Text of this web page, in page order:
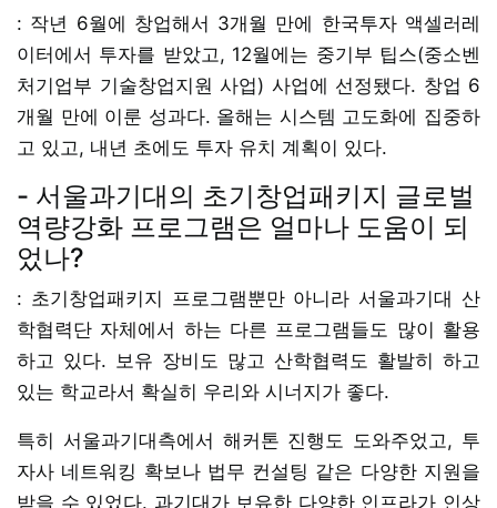
: 작년 6월에 창업해서 3개월 만에 한국투자 액셀러레
이터에서 투자를 받았고, 12월에는 중기부 팁스(중소벤
처기업부 기술창업지원 사업) 사업에 선정됐다. 창업 6
개월 만에 이룬 성과다. 올해는 시스템 고도화에 집중하
고 있고, 내년 초에도 투자 유치 계획이 있다.
- 서울과기대의 초기창업패키지 글로벌
역량강화 프로그램은 얼마나 도움이 되
었나?
: 초기창업패키지 프로그램뿐만 아니라 서울과기대 산
학협력단 자체에서 하는 다른 프로그램들도 많이 활용
하고 있다. 보유 장비도 많고 산학협력도 활발히 하고
있는 학교라서 확실히 우리와 시너지가 좋다.
특히 서울과기대측에서 해커톤 진행도 도와주었고, 투
자사 네트워킹 확보나 법무 컨설팅 같은 다양한 지원을
받을 수 있었다. 과기대가 보유한 다양한 인프라가 인상